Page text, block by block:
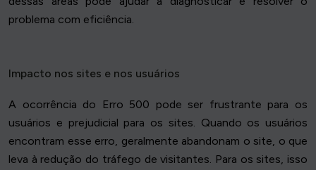
problema com eficiência.
Impacto nos sites e nos usuários
A ocorrência do Erro 500 pode ser frustrante para os
usuários e prejudicial para os sites. Quando os usuários
encontram esse erro, geralmente abandonam o site, o que
leva à redução do tráfego de visitantes. Para os sites, isso